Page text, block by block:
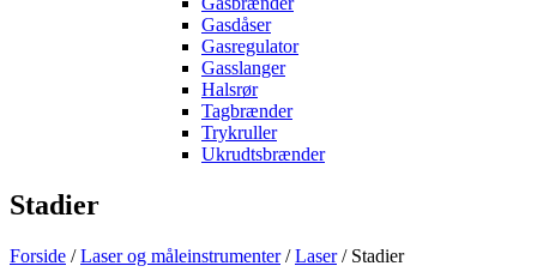
Gasdåser
Gasregulator
Gasslanger
Halsrør
Tagbrænder
Trykruller
Ukrudtsbrænder
Stadier
Forside /Laser og måleinstrumenter/Laser/ Stadier